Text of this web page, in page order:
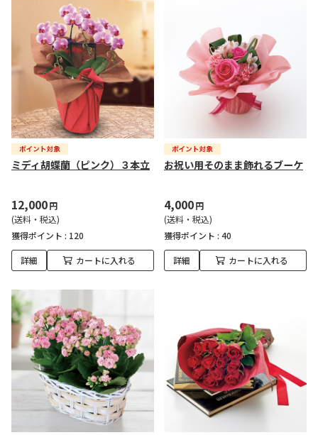
ミディ胡蝶蘭（ピンク）３本立
12,000円
(送料・税込)
獲得ポイント : 120
詳細 カートに入れる
お祝い用そのまま飾れるブーケ
4,000円
(送料・税込)
獲得ポイント : 40
詳細 カートに入れる